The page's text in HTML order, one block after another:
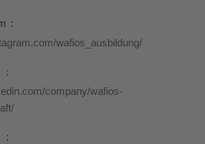
wafios_ausbildung/
company/wafios-